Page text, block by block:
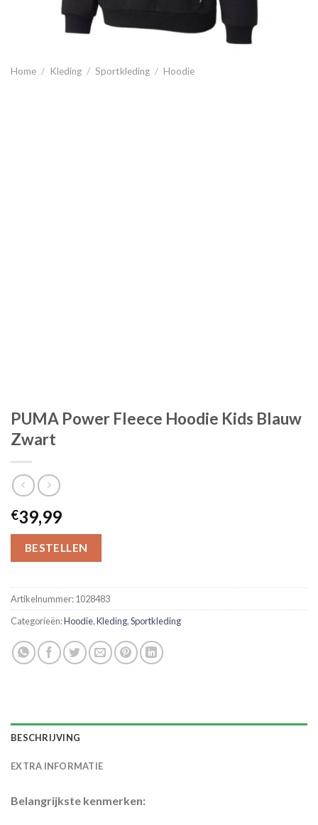
Home / Kleding / Sportkleding / Hoodie
PUMA Power Fleece Hoodie Kids Blauw
Zwart
€39,99
BESTELLEN
Artikelnummer:1028483
Categorieën:Hoodie,Kleding,Sportkleding
BESCHRIJVING
EXTRA INFORMATIE
Belangrijkste kenmerken: